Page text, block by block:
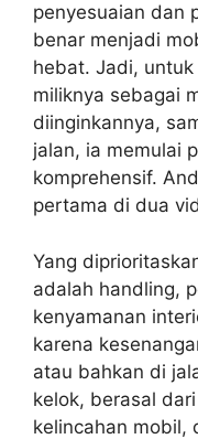
penyesuaian dan
benar menjadi
hebat. Jadi,
miliknya sebagai
diinginkannya,
jalan, ia memulai
komprehensif.
pertama di dua
Yang
adalah handling,
kenyamanan
karena
atau bahkan di
kelok, berasal
kelincahan mobil,